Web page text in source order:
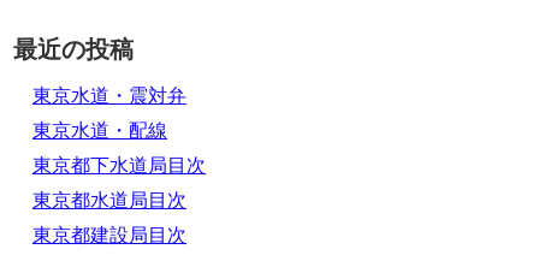
最近の投稿
東京水道・震対弁
東京水道・配線
東京都下水道局目次
東京都水道局目次
東京都建設局目次